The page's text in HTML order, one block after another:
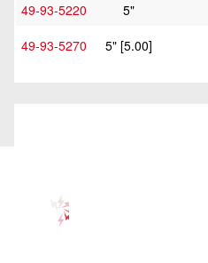
49-93-5220
5"
49-93-5270
5" [5.00]